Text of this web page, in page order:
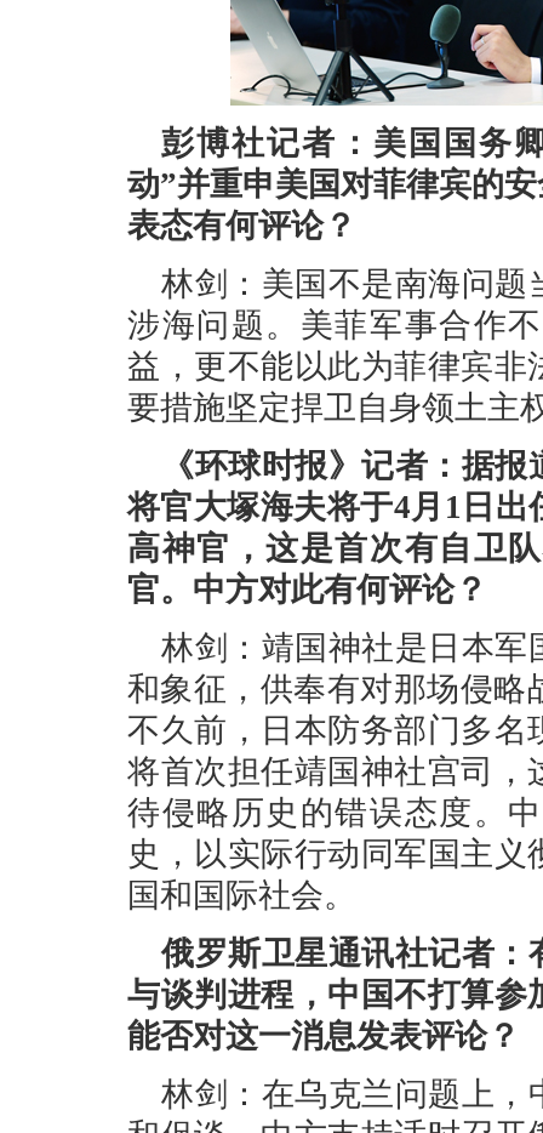
彭博社记者：美国国务
动”并重申美国对菲律宾的
表态有何评论？
林剑：美国不是南海问题
涉海问题。美菲军事合作
益，更不能以此为菲律宾
要措施坚定捍卫自身领土主
《环球时报》记者：据
将官大塚海夫将于4月1日
高神官，这是首次有自卫
官。中方对此有何评论？
林剑：靖国神社是日本军
和象征，供奉有对那场侵略
不久前，日本防务部门多
将首次担任靖国神社宫司
待侵略历史的错误态度。
史，以实际行动同军国主
国和国际社会。
俄罗斯卫星通讯社记者：
与谈判进程，中国不打算
能否对这一消息发表评论？
林剑：在乌克兰问题上，